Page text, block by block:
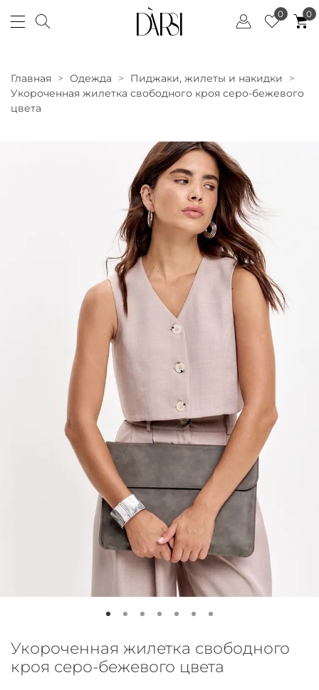
0 0
Главная Одежда
Пиджаки, жилеты и накидки
Укороченная жилетка свободного кроя серо-бежевого
цвета
Укороченная жилетка свободного
кроя серо-бежевого цвета